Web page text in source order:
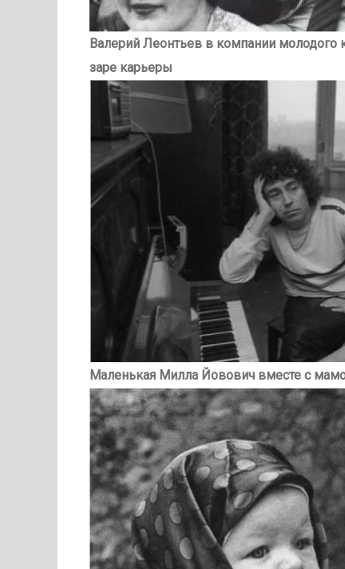
Валерий Леонтьев в компании молодого
заре карьеры
Маленькая Милла Йовович вместе с